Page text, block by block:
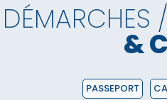
DÉMARCHES /
&
PASSEPORT